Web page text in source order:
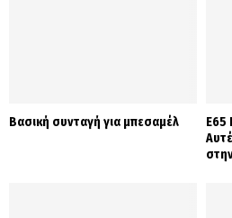
Βασική συνταγή για μπεσαμέλ
Ε65